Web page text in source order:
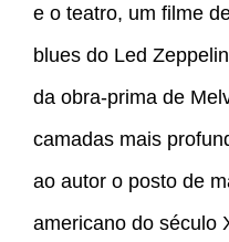
e o teatro, um filme
blues do Led
da obra-prima de
camadas mais
ao autor o posto de
americano do século